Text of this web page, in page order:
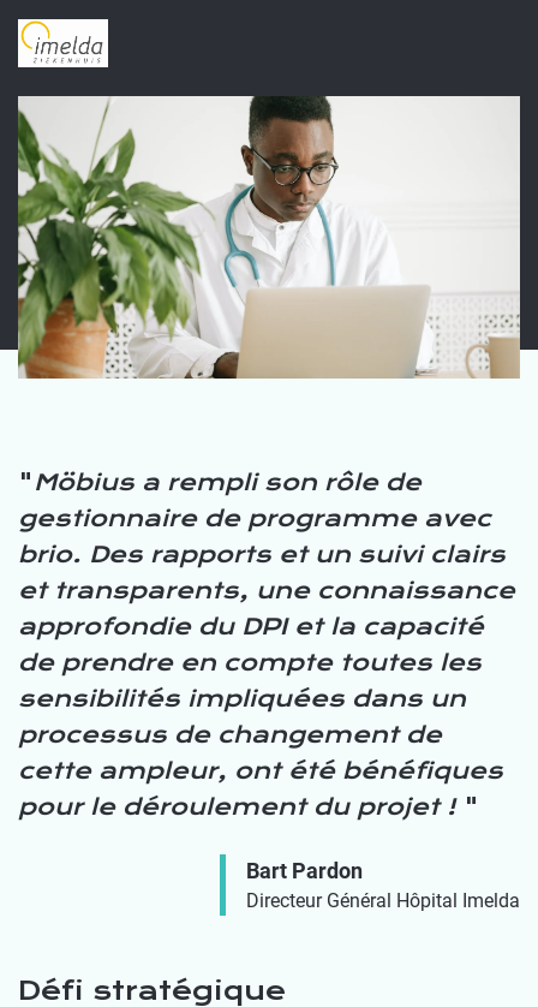
Möbius a rempli son rôle de
gestionnaire de programme avec
brio. Des rapports et un suivi clairs
et transparents, une connaissance
approfondie du DPI et la capacité
de prendre en compte toutes les
sensibilités impliquées dans un
processus de changement de
cette ampleur, ont été bénéfiques
pour le déroulement du projet !
Bart Pardon
Directeur Général Hôpital Imelda
Défi stratégique